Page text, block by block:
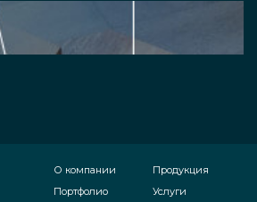
О компании
Портфолио
Продукция
Услуги